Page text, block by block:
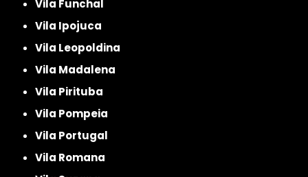
Vila Funchal
Vila Ipojuca
Vila Leopoldina
Vila Madalena
Vila Pirituba
Vila Pompeia
Vila Portugal
Vila Romana